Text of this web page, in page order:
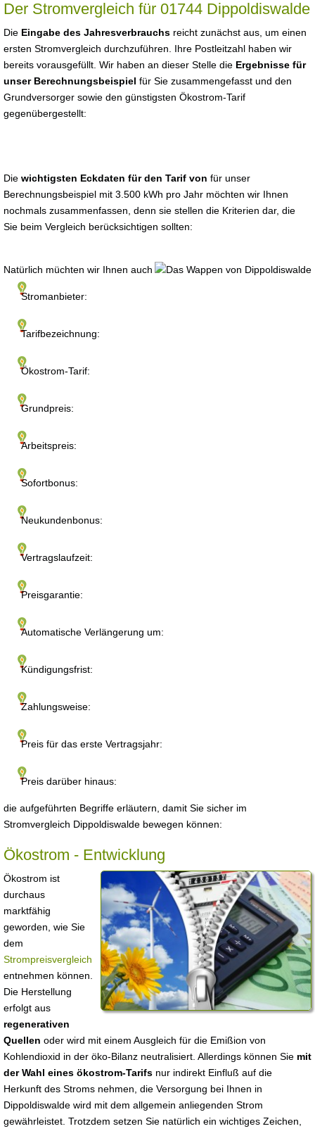
Der Stromvergleich für 01744 Dippoldiswalde
Die Eingabe des Jahresverbrauchs reicht zunächst aus, um einen
ersten Stromvergleich durchzuführen. Ihre Postleitzahl haben wir
bereits vorausgefüllt. Wir haben an dieser Stelle die Ergebnisse für
unser Berechnungsbeispiel für Sie zusammengefasst und den
Grundversorger sowie den günstigsten Ökostrom-Tarif
gegenübergestellt:
Die wichtigsten Eckdaten für den Tarif von für unser
Berechnungsbeispiel mit 3.500 kWh pro Jahr möchten wir Ihnen
nochmals zusammenfassen, denn sie stellen die Kriterien dar, die
Sie beim Vergleich berücksichtigen sollten:
Stromanbieter:
Tarifbezeichnung:
Ökostrom-Tarif:
Grundpreis:
Arbeitspreis:
Sofortbonus:
Neukundenbonus:
Vertragslaufzeit:
Preisgarantie:
Automatische Verlängerung um:
Kündigungsfrist:
Zahlungsweise:
Preis für das erste Vertragsjahr:
Preis darüber hinaus:
Natürlich müchten wir Ihnen auch
die aufgeführten Begriffe erläutern, damit Sie sicher im
Stromvergleich Dippoldiswalde bewegen können:
Ökostrom - Entwicklung
Ökostrom ist
durchaus
marktfähig
geworden, wie Sie
dem
Strompreisvergleich
entnehmen können.
Die Herstellung
erfolgt aus
regenerativen
Quellen oder wird mit einem Ausgleich für die Emißion von
Kohlendioxid in der öko-Bilanz neutralisiert. Allerdings können Sie mit
der Wahl eines ökostrom-Tarifs nur indirekt Einfluß auf die
Herkunft des Stroms nehmen, die Versorgung bei Ihnen in
Dippoldiswalde wird mit dem allgemein anliegenden Strom
gewährleistet. Trotzdem setzen Sie natürlich ein wichtiges Zeichen,